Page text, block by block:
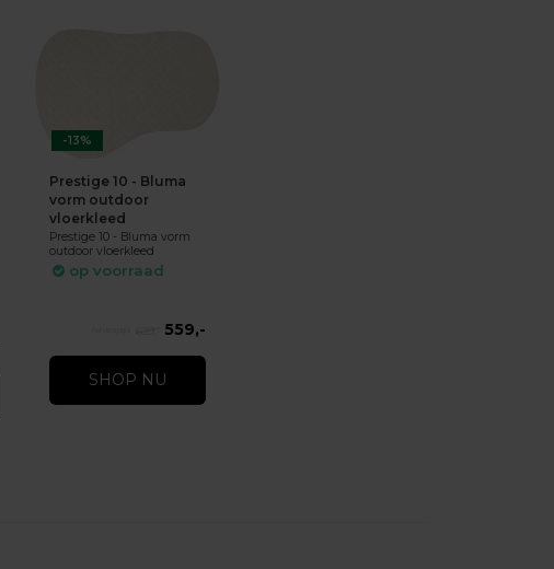
-13%
Prestige 10 - Bluma
vorm outdoor
vloerkleed
Prestige 10 - Bluma vorm
outdoor vloerkleed
op voorraad
559,-
SHOP NU